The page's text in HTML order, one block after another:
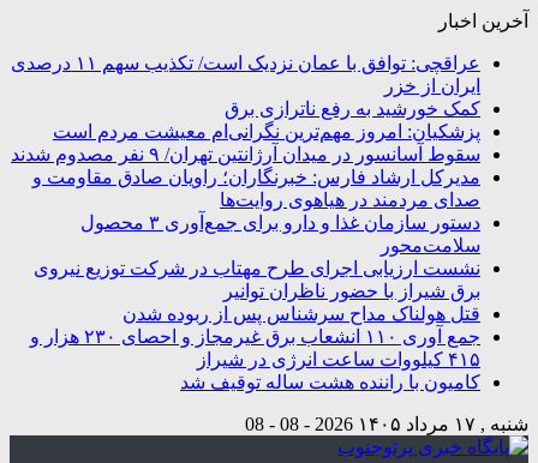
آخرین اخبار
عراقچی: توافق با عمان نزدیک است/ تکذیب سهم ۱۱ درصدی
ایران از خزر
کمک خورشید به رفع ناترازی برق
پزشکیان: امروز مهم‌ترین نگرانی‌ام معیشت مردم است
سقوط آسانسور در میدان آرژانتین تهران/ ۹ نفر مصدوم شدند
مدیرکل ارشاد فارس: خبرنگاران؛ راویان صادق مقاومت و
صدای مردمند در هیاهوی روایت‌ها
دستور سازمان غذا و دارو برای جمع‌آوری ۳ محصول
سلامت‌محور
نشست ارزیابی اجرای طرح مهتاب در شرکت توزیع نیروی
برق شیراز با حضور ناظران توانیر
قتل هولناک مداح سرشناس پس از ربوده شدن
جمع آوری ۱۱۰ انشعاب برق غیرمجاز و احصای ۲۳۰ هزار و
۴۱۵ کیلووات ساعت انرژی در شیراز
کامیون با راننده هشت ساله توقیف شد
شنبه , ۱۷ مرداد ۱۴۰۵ 2026 - 08 - 08